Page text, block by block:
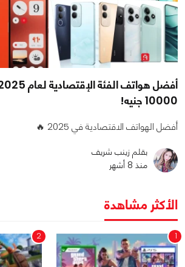
10000 جنيه!
أفضل الهواتف الاقتصادية في 2025 🔥
بقلم زينب شريف
منذ 8 أشهر
الأكثر مشاهدة
1
2